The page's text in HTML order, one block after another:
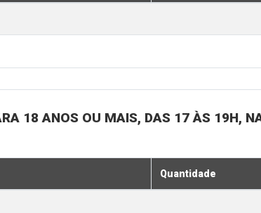
18 ANOS OU MAIS, DAS 17 ÀS 19H,
Quantidade